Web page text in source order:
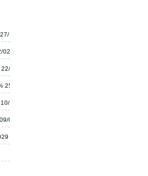
10/2020 (Regs)
2028
10/2025 (Regs)
25/03/2027 (Regs)
07/2025
07/2025 (Regs)